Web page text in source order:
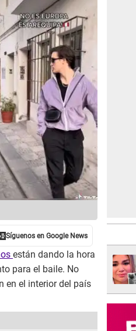
están dando la hora
para el baile. No
en el interior del país